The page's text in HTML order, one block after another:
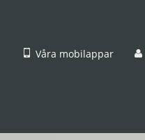
Våra mobilappar